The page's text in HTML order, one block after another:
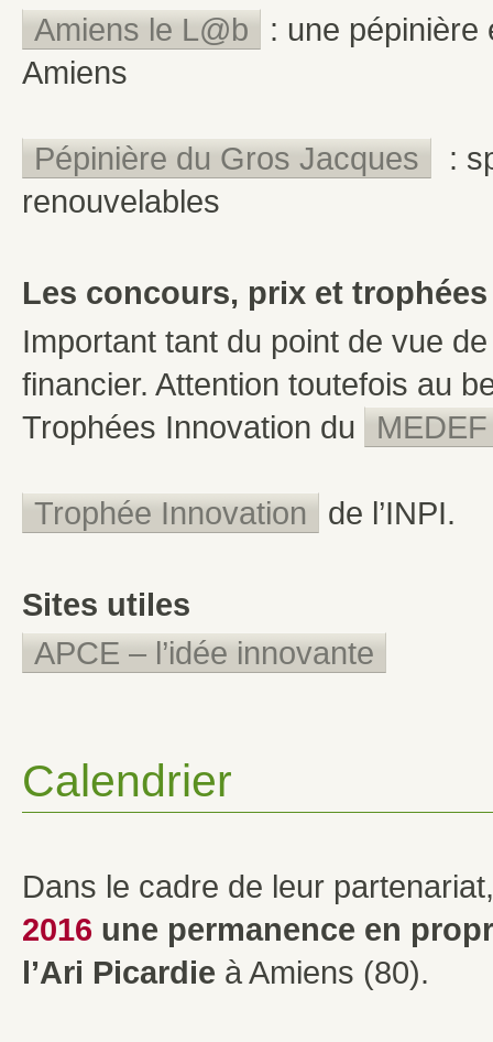
Amiens le L@b
: une pépinière
Amiens
Pépinière du Gros Jacques
:
renouvelables
Les concours, prix et
Important tant du point de vue
financier. Attention toutefois au
Trophées Innovation du
Trophée Innovation de l’INPI.
Sites utiles
APCE – l’idée innovante
Calendrier
Dans le cadre de leur
2016 une permanence en
l’Ari Picardie à Amiens (80).